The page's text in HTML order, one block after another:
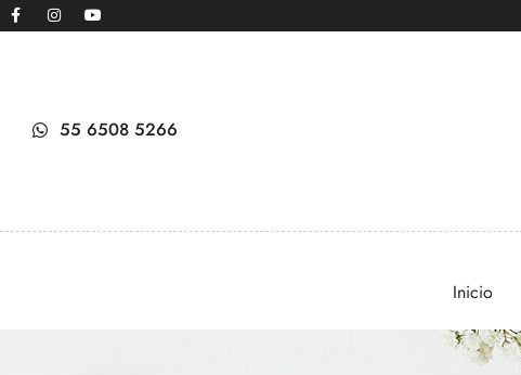
55 6508 5266
Inicio